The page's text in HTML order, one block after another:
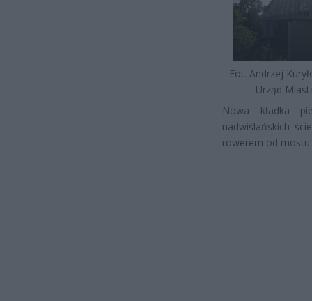
Fot. Andrzej
Urząd
Nowa kładka
nadwiślańskich
rowerem od mostu